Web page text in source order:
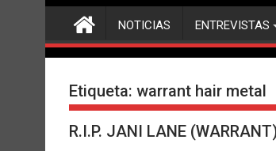
NOTICIAS ENTREVISTAS
Etiqueta: warrant hair metal
R.I.P. JANI LANE